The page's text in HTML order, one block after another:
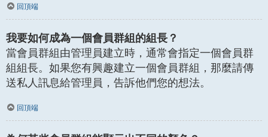
回頂端
我要如何成為一個會員群組的組長？
當會員群組由管理員建立時，通常會指定一個會員群
組組長。如果您有興趣建立一個會員群組，那麼請傳
送私人訊息給管理員，告訴他們您的想法。
回頂端